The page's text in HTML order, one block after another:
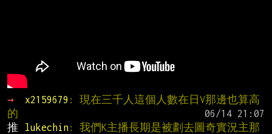
→ x2159679 : 現在三千人這個人數在日V那邊也算高
的
推
lukechin: 我們K主播長期是被劃去圖奇實況主那